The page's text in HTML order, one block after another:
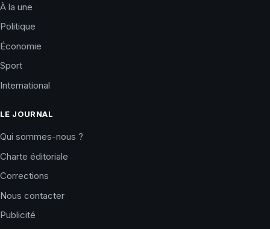
À la une
Politique
Économie
Sport
International
LE JOURNAL
Qui sommes-nous ?
Charte éditoriale
Corrections
Nous contacter
Publicité